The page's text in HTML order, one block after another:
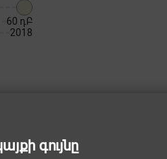
գույնը
60 դԲ
2018